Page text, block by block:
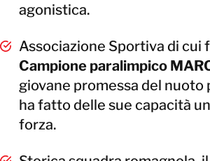
agonistica.
Associazione Sportiva di cui
Campione paralimpico
giovane promessa del nuoto
ha fatto delle sue capacità
forza.